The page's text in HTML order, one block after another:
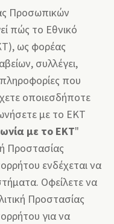
Προσωπικών
πώς το Εθνικό
ως φορέας
συλλέγει,
πληροφορίες που
οποιεσδήποτε
με το ΕΚΤ
με το ΕΚΤ"
Προστασίας
ενδέχεται να
Οφείλετε να
Προστασίας
για να